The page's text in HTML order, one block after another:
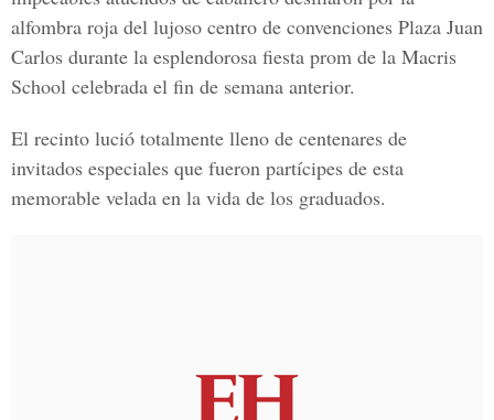
alfombra roja del lujoso centro de convenciones Plaza Juan
Carlos durante la esplendorosa fiesta prom de la Macris
School celebrada el fin de semana anterior.
El recinto lució totalmente lleno de centenares de
invitados especiales que fueron partícipes de esta
memorable velada en la vida de los graduados.